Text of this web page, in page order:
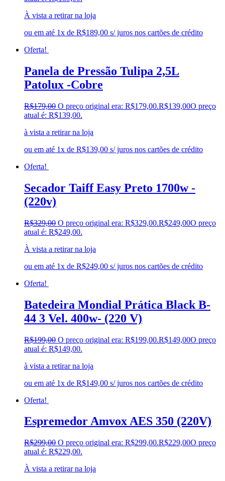
À vista a retirar na loja
ou em até 1x de R$189,00 s/ juros nos cartões de crédito
Oferta!
Panela de Pressão Tulipa 2,5L
Patolux -Cobre
R$179,00 O preço original era: R$179,00.R$139,00O preço
atual é: R$139,00.
à vista a retirar na loja
ou em até 1x de R$139,00 s/ juros nos cartões de crédito
Oferta!
Secador Taiff Easy Preto 1700w -
(220v)
R$329,00 O preço original era: R$329,00.R$249,00O preço
atual é: R$249,00.
À vista a retirar na loja
ou em até 1x de R$249,00 s/ juros nos cartões de crédito
Oferta!
Batedeira Mondial Prática Black B-
44 3 Vel. 400w- (220 V)
R$199,00 O preço original era: R$199,00.R$149,00O preço
atual é: R$149,00.
à vista a retirar na loja
ou em até 1x de R$149,00 s/ juros nos cartões de crédito
Oferta!
Espremedor Amvox AES 350 (220V)
R$299,00 O preço original era: R$299,00.R$229,00O preço
atual é: R$229,00.
À vista a retirar na loja